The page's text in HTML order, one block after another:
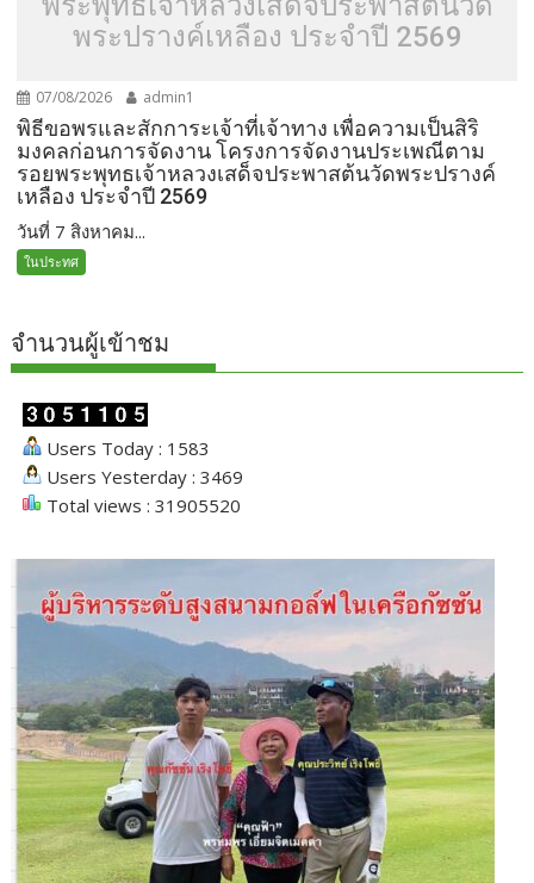
พระปรางค์เหลือง ประจำปี 2569
07/08/2026 admin1
พิธีขอพรและสักการะเจ้าที่เจ้าทาง เพื่อความเป็นสิริ
มงคลก่อนการจัดงาน โครงการจัดงานประเพณีตาม
รอยพระพุทธเจ้าหลวงเสด็จประพาสต้นวัดพระปรางค์
เหลือง ประจำปี 2569
วันที่ 7 สิงหาคม...
ในประทศ
จำนวนผู้เข้าชม
Users Today : 1583
Users Yesterday : 3469
Total views : 31905520